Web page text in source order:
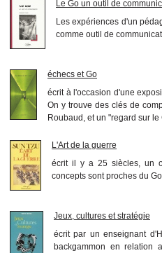
Le Go un outil de
Les expériences d'un
comme outil de
échecs et Go
écrit à l'occasion d'une
On y trouve des clés de
Roubaud, et un "regard sur
L'Art de la guerre
écrit il y a 25 siècles, un
concepts sont proches du
Jeux, cultures et stratégie
écrit par un enseignant
backgammon en relation